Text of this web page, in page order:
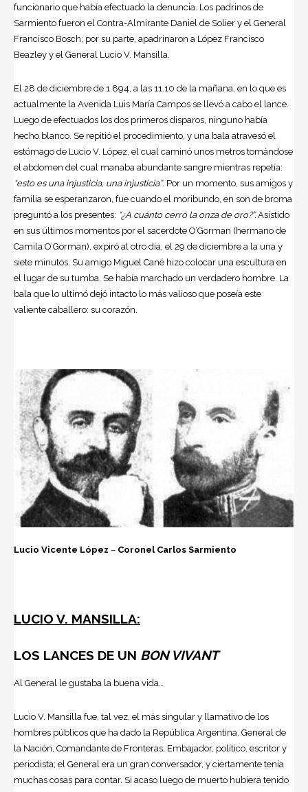
funcionario que había efectuado la denuncia. Los padrinos de
Sarmiento fueron el Contra-Almirante Daniel de Solier y el General
Francisco Bosch; por su parte, apadrinaron a López Francisco
Beazley y el General Lucio V. Mansilla.
El 28 de diciembre de 1.894, a las 11.10 de la mañana, en lo que es
actualmente la Avenida Luis María Campos se llevó a cabo el lance.
Luego de efectuados los dos primeros disparos, ninguno había
hecho blanco. Se repitió el procedimiento, y una bala atravesó el
estómago de Lucio V. López, el cual caminó unos metros tomándose
el abdomen del cual manaba abundante sangre mientras repetía:
“esto es una injusticia, una injusticia”. Por un momento, sus amigos y
familia se esperanzaron, fue cuando el moribundo, en son de broma
preguntó a los presentes: “¿A cuánto cerró la onza de oro?”.Asistido
en sus últimos momentos por el sacerdote O’Gorman (hermano de
Camila O’Gorman), expiró al otro día, el 29 de diciembre a la una y
siete minutos. Su amigo Miguel Cané hizo colocar una escultura en
el lugar de su tumba. Se había marchado un verdadero hombre. La
bala que lo ultimó dejó intacto lo más valioso que poseía este
valiente caballero: su corazón.
Lucio Vicente López – Coronel Carlos Sarmiento
LUCIO V. MANSILLA:
LOS LANCES DE UN BON VIVANT
Al General le gustaba la buena vida…
Lucio V. Mansilla fue, tal vez, el más singular y llamativo de los
hombres públicos que ha dado la República Argentina. General de
la Nación, Comandante de Fronteras, Embajador, político, escritor y
periodista; el General era un gran conversador, y ciertamente tenía
muchas cosas para contar. Si acaso luego de muerto hubiera tenido